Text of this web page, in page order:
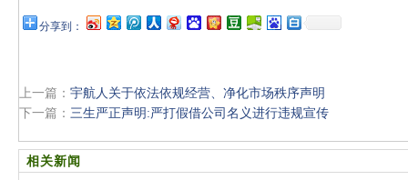
分享到：
上一篇： 宇航人关于依法依规经营、净化市场秩序声明
下一篇： 三生严正声明:严打假借公司名义进行违规宣传
相关新闻